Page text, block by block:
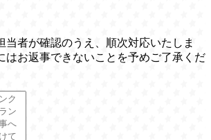
当者が確認のうえ、順次対応いたしま
はお返事できないことを予めご了承くだ